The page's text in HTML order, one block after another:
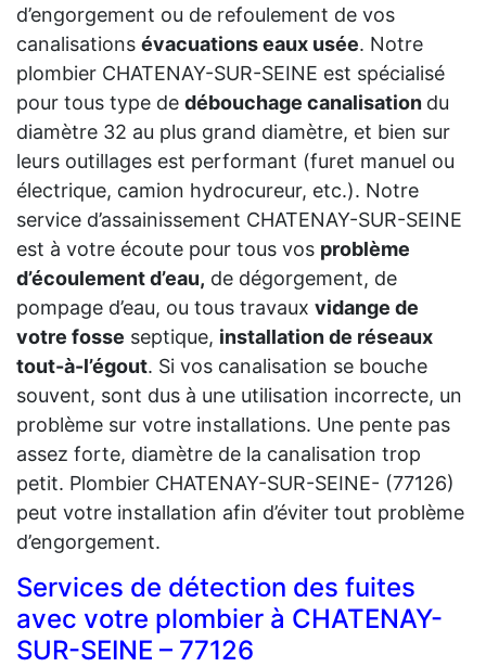
d’engorgement ou de refoulement de vos
canalisations évacuations eaux usée. Notre
plombier CHATENAY-SUR-SEINE est spécialisé
pour tous type de débouchage canalisation du
diamètre 32 au plus grand diamètre, et bien sur
leurs outillages est performant (furet manuel ou
électrique, camion hydrocureur, etc.). Notre
service d’assainissement CHATENAY-SUR-SEINE
est à votre écoute pour tous vos problème
d’écoulement d’eau, de dégorgement, de
pompage d’eau, ou tous travaux vidange de
votre fosse septique, installation de réseaux
tout-à-l’égout. Si vos canalisation se bouche
souvent, sont dus à une utilisation incorrecte, un
problème sur votre installations. Une pente pas
assez forte, diamètre de la canalisation trop
petit. Plombier CHATENAY-SUR-SEINE- (77126)
peut votre installation afin d’éviter tout problème
d’engorgement.
Services de détection des fuites
avec votre plombier à CHATENAY-
SUR-SEINE – 77126